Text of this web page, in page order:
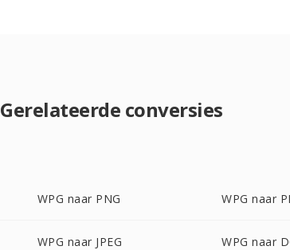
Gerelateerde conversies
WPG naar PNG WPG naar
WPG naar JPEG WPG naar